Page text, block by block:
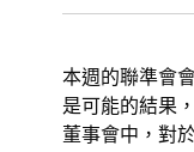
本週的聯準會
是可能的結果
董事會中，對